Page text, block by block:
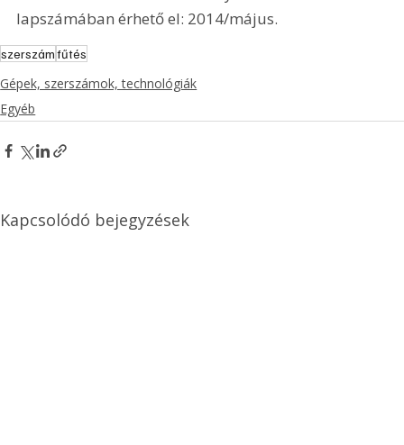
lapszámában érhető el: 2014/május.
szerszámfűtés
Gépek, szerszámok, technológiák
Egyéb
Kapcsolódó bejegyzések